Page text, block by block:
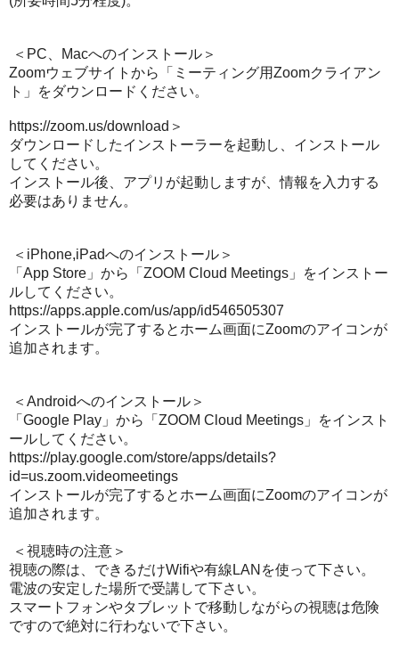
＜ PC、Macへのインストール ＞
Zoomウェブサイトから「ミーティング用Zoomクライアン
ト」をダウンロードください。
https://zoom.us/download ＞
ダウンロードしたインストーラーを起動し、インストール
してください。
インストール後、アプリが起動しますが、情報を入力する
必要はありません。
＜ iPhone,iPadへのインストール ＞
「App Store」から「ZOOM Cloud Meetings」をインストー
ルしてください。
https://apps.apple.com/us/app/id546505307
インストールが完了するとホーム画面にZoomのアイコンが
追加されます。
＜ Androidへのインストール ＞
「Google Play」から「ZOOM Cloud Meetings」をインスト
ールしてください。
https://play.google.com/store/apps/details?
id=us.zoom.videomeetings
インストールが完了するとホーム画面にZoomのアイコンが
追加されます。
＜視聴時の注意＞
視聴の際は、できるだけWifiや有線LANを使って下さい。
電波の安定した場所で受講して下さい。
スマートフォンやタブレットで移動しながらの視聴は危険
ですので絶対に行わないで下さい。